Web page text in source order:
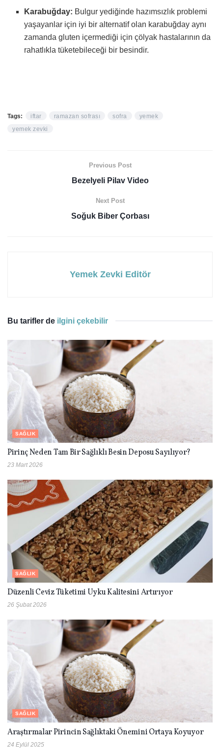
Karabuğday: Bulgur yediğinde hazımsızlık problemi
yaşayanlar için iyi bir alternatif olan karabuğday aynı
zamanda gluten içermediği için çölyak hastalarının da
rahatlıkla tüketebileceği bir besindir.
Tags: iftar ramazan sofrası sofra
yemek
yemek zevki
Previous Post
Bezelyeli Pilav Video
Next Post
Soğuk Biber Çorbası
Yemek Zevki Editör
Bu tarifler de ilgini çekebilir
SAĞLIK
Pirinç Neden Tam Bir Sağlıklı Besin Deposu Sayılıyor?
23 Mart 2026
SAĞLIK
Düzenli Ceviz Tüketimi Uyku Kalitesini Artırıyor
26 Şubat 2026
SAĞLIK
Araştırmalar Pirincin Sağlıktaki Önemini Ortaya Koyuyor
24 Eylül 2025